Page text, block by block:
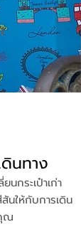
ดินทาง
นกระเป๋าเก่า
นให้กับการเดิน
ณ